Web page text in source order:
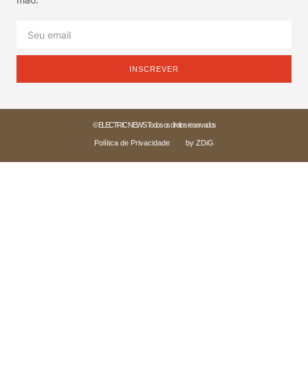
INSCREVER
© ELECTRIC NEWS Todos os direitos reservados
Política de Privacidade by ZDiG